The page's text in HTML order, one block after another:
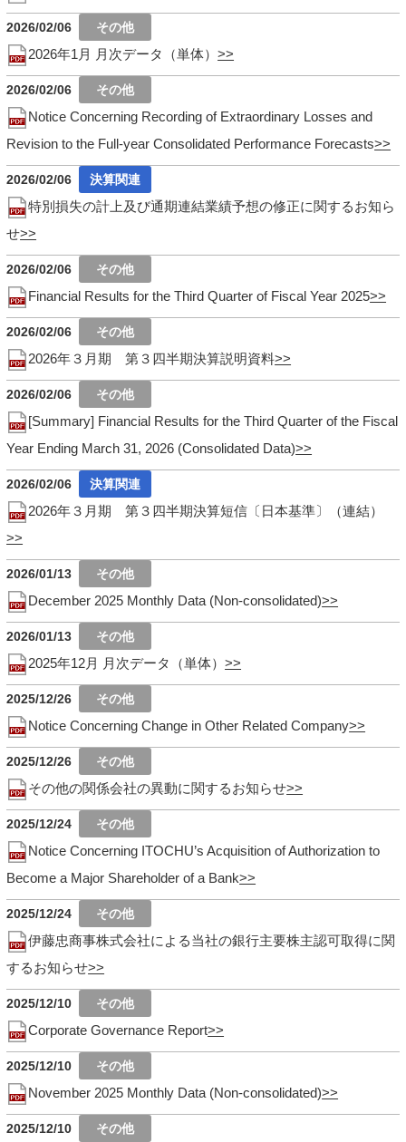
2026/02/06
2026年1月 月次データ（単体）
2026/02/06
Notice Concerning Recording of Extraordinary Losses and
Revision to the Full-year Consolidated Performance Forecasts
2026/02/06
特別損失の計上及び通期連結業績予想の修正に関するお知ら
せ
2026/02/06
Financial Results for the Third Quarter of Fiscal Year 2025
2026/02/06
2026年３月期 第３四半期決算説明資料
2026/02/06
[Summary] Financial Results for the Third Quarter of the Fiscal
Year Ending March 31, 2026 (Consolidated Data)
2026/02/06
2026年３月期 第３四半期決算短信〔日本基準〕（連結）
2026/01/13
December 2025 Monthly Data (Non-consolidated)
2026/01/13
2025年12月 月次データ（単体）
2025/12/26
Notice Concerning Change in Other Related Company
2025/12/26
その他の関係会社の異動に関するお知らせ
2025/12/24
Notice Concerning ITOCHU’s Acquisition of Authorization to
Become a Major Shareholder of a Bank
2025/12/24
伊藤忠商事株式会社による当社の銀行主要株主認可取得に関
するお知らせ
2025/12/10
Corporate Governance Report
2025/12/10
November 2025 Monthly Data (Non-consolidated)
2025/12/10